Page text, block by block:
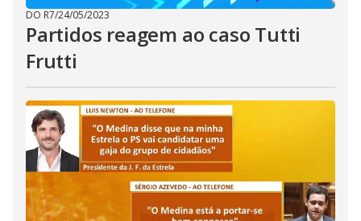
DO R7/24/05/2023
Partidos reagem ao caso Tutti
Frutti